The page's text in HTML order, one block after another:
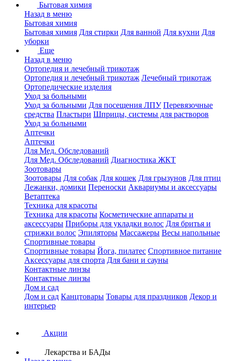
Бытовая химия
Назад в меню
Бытовая химия
Бытовая химия Для стирки Для ванной Для кухни Для
уборки
Еще
Назад в меню
Ортопедия и лечебный трикотаж
Ортопедия и лечебный трикотаж Лечебный трикотаж
Ортопедические изделия
Уход за больными
Уход за больными Для посещения ЛПУ Перевязочные
средства Пластыри Шприцы, системы для растворов
Уход за больными
Аптечки
Аптечки
Для Мед. Обследований
Для Мед. Обследований Диагностика ЖКТ
Зоотовары
Зоотовары Для собак Для кошек Для грызунов Для птиц
Лежанки, домики Переноски Аквариумы и аксессуары
Ветаптека
Техника для красоты
Техника для красоты Косметические аппараты и
аксессуары Приборы для укладки волос Для бритья и
стрижки волос Эпиляторы Массажеры Весы напольные
Спортивные товары
Спортивные товары Йога, пилатес Спортивное питание
Аксессуары для спорта Для бани и сауны
Контактные линзы
Контактные линзы
Дом и сад
Дом и сад Канцтовары Товары для праздников Декор и
интерьер
Акции
Лекарства и БАДы